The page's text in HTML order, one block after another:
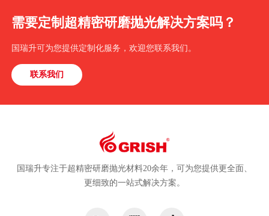
需要定制超精密研磨抛光解决方案吗？
国瑞升可为您提供定制化服务，欢迎您联系我们。
联系我们
国瑞升专注于超精密研磨抛光材料20余年，可为您提供更全面、
更细致的一站式解决方案。